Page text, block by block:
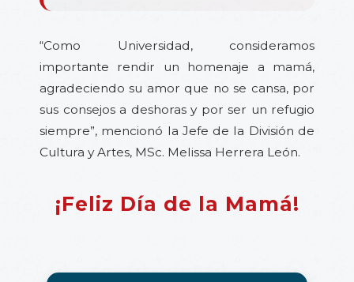
“Como Universidad, consideramos
importante rendir un homenaje a mamá,
agradeciendo su amor que no se cansa, por
sus consejos a deshoras y por ser un refugio
siempre”, mencionó la Jefe de la División de
Cultura y Artes, MSc. Melissa Herrera León.
¡Feliz Día de la Mamá!